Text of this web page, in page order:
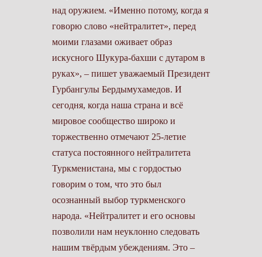
над оружием. «Именно потому, когда я
говорю слово «нейтралитет», перед
моими глазами оживает образ
искусного Шукура-бахши с дутаром в
руках», – пишет уважаемый Президент
Гурбангулы Бердымухамедов. И
сегодня, когда наша страна и всё
мировое сообщество широко и
торжественно отмечают 25-летие
статуса постоянного нейтралитета
Туркменистана, мы с гордостью
говорим о том, что это был
осознанный выбор туркменского
народа. «Нейтралитет и его основы
позволили нам неуклонно следовать
нашим твёрдым убеждениям. Это –